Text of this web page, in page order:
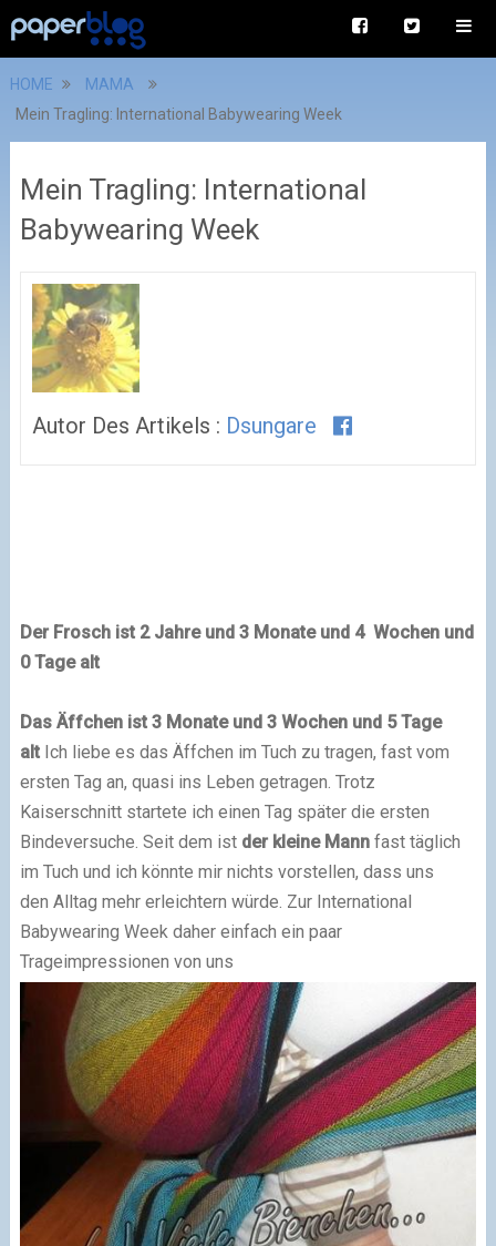
HOME
MAMA
Mein Tragling: International Babywearing Week
Mein Tragling: International
Babywearing Week
Autor Des Artikels : Dsungare
Der Frosch ist 2 Jahre und 3 Monate und 4 Wochen und
0 Tage alt
Das Äffchen ist 3 Monate und 3 Wochen und 5 Tage
alt Ich liebe es das Äffchen im Tuch zu tragen, fast vom
ersten Tag an, quasi ins Leben getragen. Trotz
Kaiserschnitt startete ich einen Tag später die ersten
Bindeversuche. Seit dem ist der kleine Mannfast täglich
im Tuch und ich könnte mir nichts vorstellen, dass uns
den Alltag mehr erleichtern würde. Zur International
Babywearing Week daher einfach ein paar
Trageimpressionen von uns